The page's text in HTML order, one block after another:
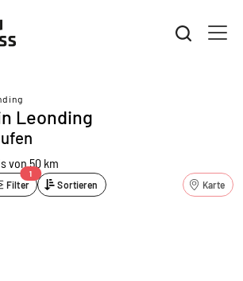
Leonding
von 50 km
Filter
1
Sortieren Karte